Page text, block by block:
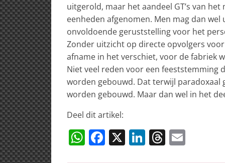
uitgerold, maar het aandeel GT’s van
eenheden afgenomen. Men mag dan
onvoldoende geruststelling voor het
Zonder uitzicht op directe opvolgers
afname in het verschiet, voor de fabriek
Niet veel reden voor een feeststemming
worden gebouwd. Dat terwijl paradoxaal
worden gebouwd. Maar dan wel in het
Deel dit artikel:
W F X Li T